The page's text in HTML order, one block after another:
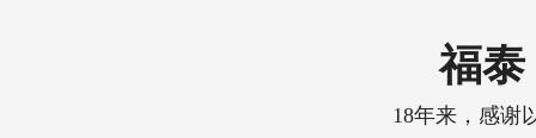
福泰
18年来，感谢